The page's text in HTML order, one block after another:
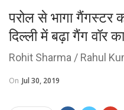
परोल से भागा गैंगस्टर
दिल्ली में बढ़ा गैंग वॉर
Rohit Sharma / Rahul
On Jul 30, 2019